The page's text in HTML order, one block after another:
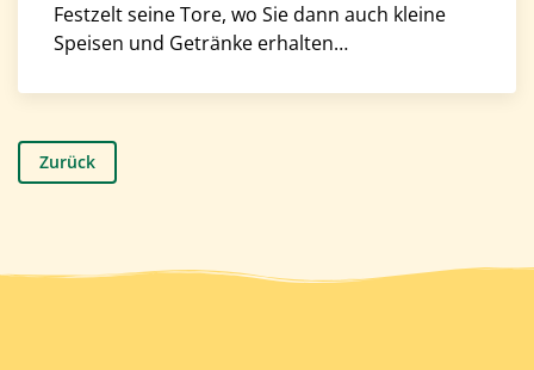
Festzelt seine Tore, wo Sie dann auch kleine
Speisen und Getränke erhalten…
Zurück